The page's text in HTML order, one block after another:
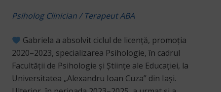
Psiholog Clinician / Terapeut ABA
Gabriela a absolvit ciclul de licență, promoția
2020–2023, specializarea Psihologie, în cadrul
Facultății de Psihologie și Științe ale Educației, la
Universitatea „Alexandru Ioan Cuza” din Iași.